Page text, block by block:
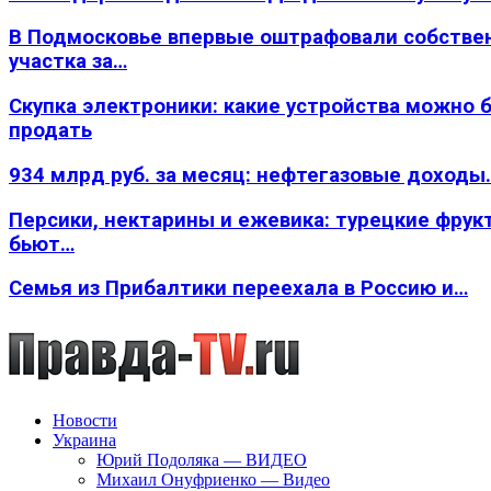
В Подмосковье впервые оштрафовали
участка за…
Скупка электроники: какие устройства можно
продать
934 млрд руб. за месяц: нефтегазовые
Персики, нектарины и ежевика: турецкие
бьют…
Семья из Прибалтики переехала в Россию и…
Новости
Украина
Юрий Подоляка — ВИДЕО
Михаил Онуфриенко — Видео